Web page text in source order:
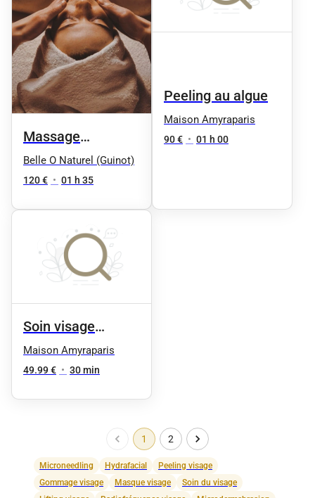
Massage
Signature corps et
visage
Belle O Naturel (Guinot)
120 € • 01 h 35
Peeling au algue
Maison Amyraparis
90 € • 01 h 00
Soin visage
Express - Éclat
Immédiat - Un
Maison Amyraparis
49.99 € • 30 min
1 2
Microneedling Hydrafacial
Peeling visage
Gommage visage
Masque visage
Soin du visage